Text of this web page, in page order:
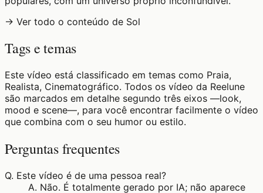
→ Ver todo o conteúdo de Sol
Tags e temas
Este vídeo está classificado em temas como Praia,
Realista, Cinematográfico. Todos os vídeo da Reelune
são marcados em detalhe segundo três eixos —look,
mood e scene—, para você encontrar facilmente o vídeo
que combina com o seu humor ou estilo.
Perguntas frequentes
Q. Este vídeo é de uma pessoa real?
A. Não. É totalmente gerado por IA; não aparece